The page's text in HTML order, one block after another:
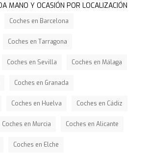
MANO Y OCASIÓN POR LOCALIZACIÓN
Coches en Barcelona
Coches en Tarragona
Coches en Sevilla Coches en Málaga
Coches en Granada
Coches en Huelva Coches en Cádiz
Coches en Murcia Coches en Alicante
Coches en Elche